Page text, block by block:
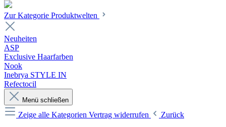
Zur Kategorie Produktwelten
Neuheiten
ASP
Exclusive Haarfarben
Nook
Inebrya STYLE IN
Refectocil
Menü schließen
Zeige alle Kategorien Vertrag widerrufen
Zurück